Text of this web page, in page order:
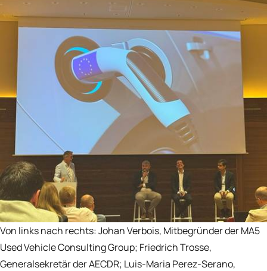
Von links nach rechts: Johan Verbois, Mitbegründer der MA5
Used Vehicle Consulting Group; Friedrich Trosse,
Generalsekretär der AECDR; Luis-Maria Perez-Serano,